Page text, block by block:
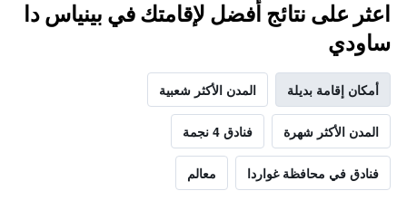
اعثر على نتائج أفضل لإقامتك في بينياس دا
ساودي
أمكان إقامة بديلة المدن الأكثر شعبية
المدن الأكثر شهرة فنادق 4 نجمة
فنادق في محافظة غواردا معالم